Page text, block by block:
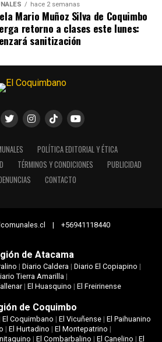
hace 2 semanas
Mario Muñoz Silva de Coquimbo
retorno a clases este lunes:
sanitización
POLÍTICA EDITORIAL Y ÉTICA
TÉRMINOS Y CONDICIONES
PUBLICIDAD
CONTACTO
| +56941118440
de Atacama
| Diario Caldera| Diario El Copiapino |
Tierra Amarilla|
| El Huasquino | El Freirinense
de Coquimbo
El Coquimbano | El Vicuñense| El Paihuanino
| El Hurtadino | El Montepatrino |
|El Combarbalino |El Canelino |El